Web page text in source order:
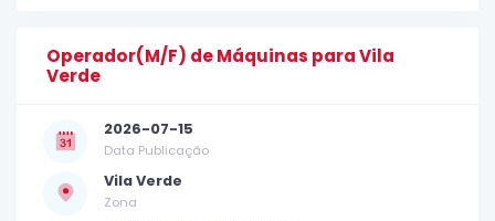
Operador(M/F) de Máquinas para Vila
Verde
2026-07-15
Data Publicação
Vila Verde
Zona